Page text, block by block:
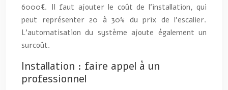
6000€. Il faut ajouter le coût de l’installation, qui
peut représenter 20 à 30% du prix de l’escalier.
L’automatisation du système ajoute également un
surcoût.
Installation : faire appel à un
professionnel